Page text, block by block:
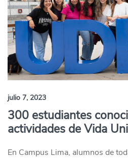
julio 7, 2023
300 estudiantes
actividades de Vida
En Campus Lima, alumnos de